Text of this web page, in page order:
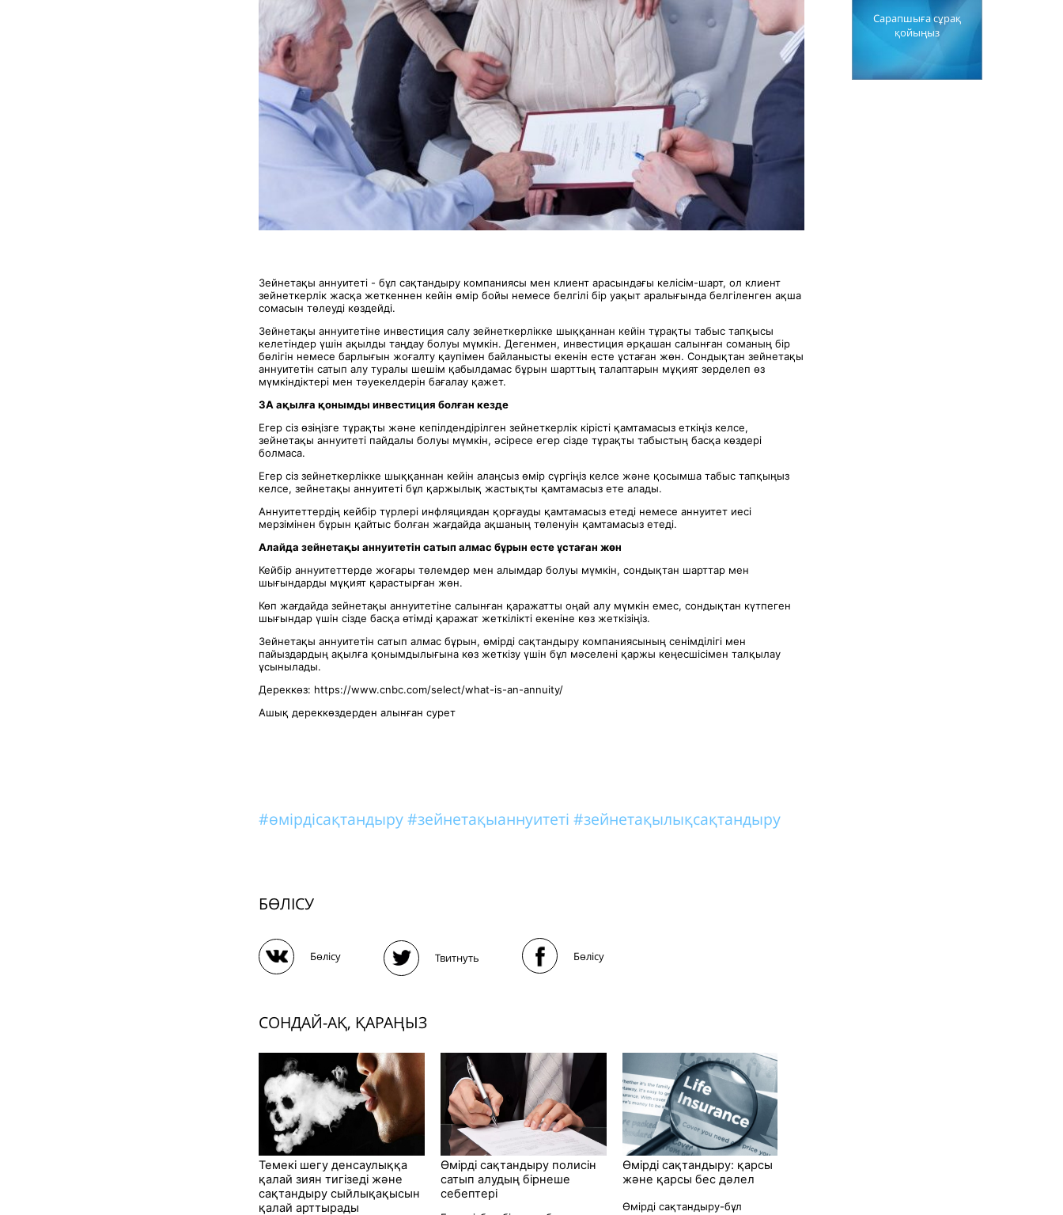
Зейнетақы аннуитеті - бұл сақтандыру компаниясы мен клиент арасындағы келісім-шарт, ол клиент
зейнеткерлік жасқа жеткеннен кейін өмір бойы немесе белгілі бір уақыт аралығында белгіленген ақша
сомасын төлеуді көздейді.
Зейнетақы аннуитетіне инвестиция салу зейнеткерлікке шыққаннан кейін тұрақты табыс тапқысы
келетіндер үшін ақылды таңдау болуы мүмкін. Дегенмен, инвестиция әрқашан салынған соманың бір
бөлігін немесе барлығын жоғалту қаупімен байланысты екенін есте ұстаған жөн. Сондықтан зейнетақы
аннуитетін сатып алу туралы шешім қабылдамас бұрын шарттың талаптарын мұқият зерделеп өз
мүмкіндіктері мен тәуекелдерін бағалау қажет.
ЗА ақылға қонымды инвестиция болған кезде
Егер сіз өзіңізге тұрақты және кепілдендірілген зейнеткерлік кірісті қамтамасыз еткіңіз келсе,
зейнетақы аннуитеті пайдалы болуы мүмкін, әсіресе егер сізде тұрақты табыстың басқа көздері
болмаса.
Егер сіз зейнеткерлікке шыққаннан кейін алаңсыз өмір сүргіңіз келсе және қосымша табыс тапқыңыз
келсе, зейнетақы аннуитеті бұл қаржылық жастықты қамтамасыз ете алады.
Аннуитеттердің кейбір түрлері инфляциядан қорғауды қамтамасыз етеді немесе аннуитет иесі
мерзімінен бұрын қайтыс болған жағдайда ақшаның төленуін қамтамасыз етеді.
Алайда зейнетақы аннуитетін сатып алмас бұрын есте ұстаған жөн
Кейбір аннуитеттерде жоғары төлемдер мен алымдар болуы мүмкін, сондықтан шарттар мен
шығындарды мұқият қарастырған жөн.
Көп жағдайда зейнетақы аннуитетіне салынған қаражатты оңай алу мүмкін емес, сондықтан күтпеген
шығындар үшін сізде басқа өтімді қаражат жеткілікті екеніне көз жеткізіңіз.
Зейнетақы аннуитетін сатып алмас бұрын, өмірді сақтандыру компаниясының сенімділігі мен
пайыздардың ақылға қонымдылығына көз жеткізу үшін бұл мәселені қаржы кеңесшісімен талқылау
ұсынылады.
Дереккөз: https://www.cnbc.com/select/what-is-an-annuity/
Ашық дереккөздерден алынған сурет
#өмірдісақтандыру#зейнетақыаннуитеті #зейнетақылықсақтандыру
БӨЛІСУ
Бөлісу Твитнуть Бөлісу
СОНДАЙ-АҚ, ҚАРАҢЫЗ
Темекі шегу денсаулыққа
қалай зиян тигізеді және
сақтандыру сыйлықақысын
қалай арттырады
Өмірді сақтандыру полисін
сатып алудың бірнеше
себептері
Өмірді сақтандыру: қарсы
және қарсы бес дәлел
Өмірді сақтандыру-бұл
Сарапшыға сұрақ
қойыңыз